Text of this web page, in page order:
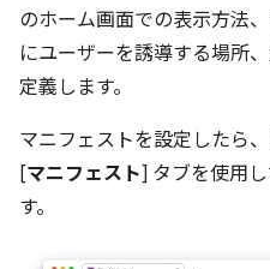
のホーム画面での表示方法
にユーザーを誘導する場所
定義します。
マニフェストを設定したら
[マニフェスト] タブを使用
す。